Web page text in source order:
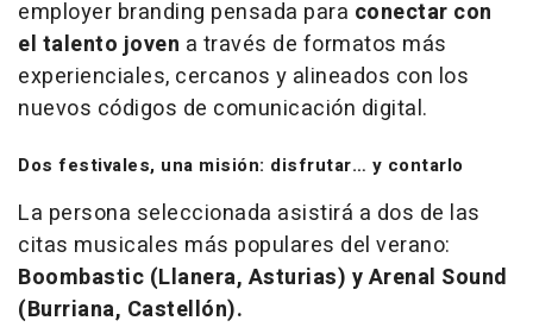
employer branding pensada para conectar con
el talento joven a través de formatos más
experienciales, cercanos y alineados con los
nuevos códigos de comunicación digital.
Dos festivales, una misión: disfrutar… y contarlo
La persona seleccionada asistirá a dos de las
citas musicales más populares del verano:
Boombastic (Llanera, Asturias) y Arenal Sound
(Burriana, Castellón).